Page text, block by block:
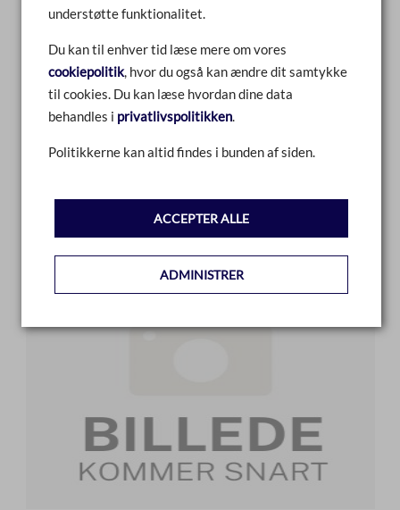
HÆTTE
SAMMENLIGN
LÆS MERE
understøtte funktionalitet.
Du kan til enhver tid læse mere om vores
cookiepolitik, hvor du også kan ændre dit samtykke
til cookies. Du kan læse hvordan dine data
behandles i privatlivspolitikken.
Politikkerne kan altid findes i bunden af siden.
ACCEPTER ALLE
ADMINISTRER